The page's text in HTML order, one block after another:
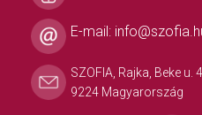
E-mail:
SZOFIA, Rajka, Beke u. 4.
9224 Magyarország